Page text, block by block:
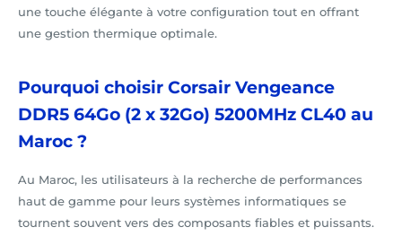
une touche élégante à votre configuration tout en offrant
une gestion thermique optimale.
Pourquoi choisir Corsair Vengeance
DDR5 64Go (2 x 32Go) 5200MHz CL40 au
Maroc ?
Au Maroc, les utilisateurs à la recherche de performances
haut de gamme pour leurs systèmes informatiques se
tournent souvent vers des composants fiables et puissants.